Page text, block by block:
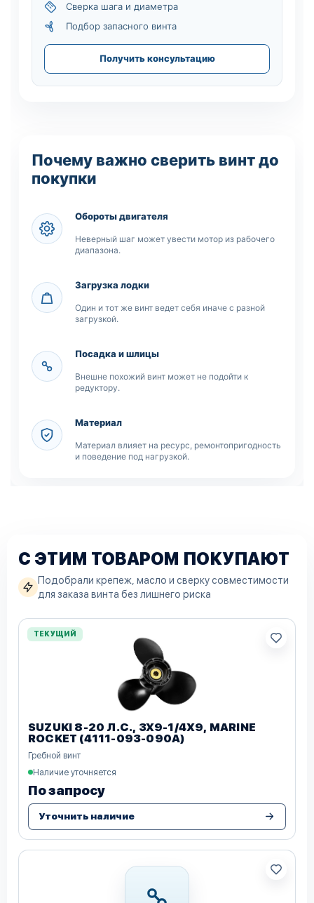
Сверка шага и диаметра
Подбор запасного винта
Получить консультацию
Почему важно сверить винт до
покупки
Обороты двигателя
Неверный шаг может увести мотор из рабочего
диапазона.
Загрузка лодки
Один и тот же винт ведет себя иначе с разной
загрузкой.
Посадка и шлицы
Внешне похожий винт может не подойти к
редуктору.
Материал
Материал влияет на ресурс, ремонтопригодность
и поведение под нагрузкой.
С ЭТИМ ТОВАРОМ ПОКУПАЮТ
Подобрали крепеж, масло и сверку совместимости
для заказа винта без лишнего риска
ТЕКУЩИЙ
SUZUKI 8-20 Л.С., 3Х9-1/4Х9, MARINE
ROCKET (4111-093-090A)
Гребной винт
Наличие уточняется
По запросу
Уточнить наличие